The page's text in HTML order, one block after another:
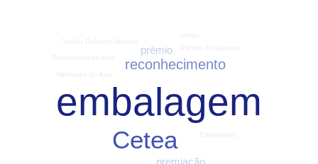
embalagem
Cetea
reconhecimento
prêmio
premiação